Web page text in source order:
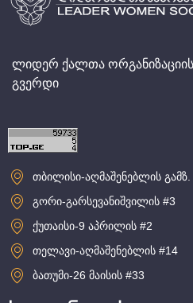
ლიდერ ქალთა
გვერდი
თბილისი-აღმაშენებლის გამზ.
გორი-გარსევანიშვილის #3
ქუთაისი-9 აპრილის #2
თელავი-აღმაშენებლის #14
ბათუმი-26 მაისის #33